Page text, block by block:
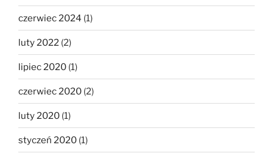
czerwiec 2024 (1)
luty 2022 (2)
lipiec 2020 (1)
czerwiec 2020 (2)
luty 2020 (1)
styczeń 2020 (1)